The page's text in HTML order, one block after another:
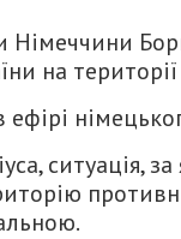
Німеччини
на території
ефірі
ситуація,